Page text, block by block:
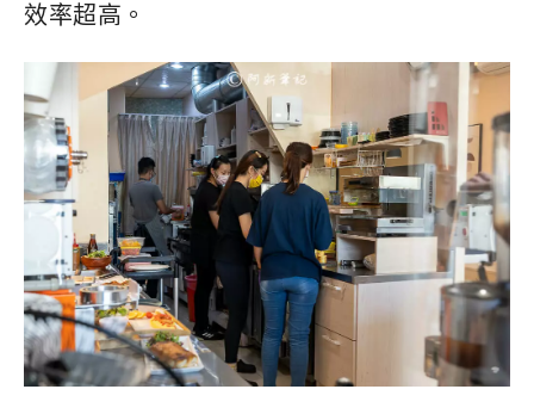
效率超高。